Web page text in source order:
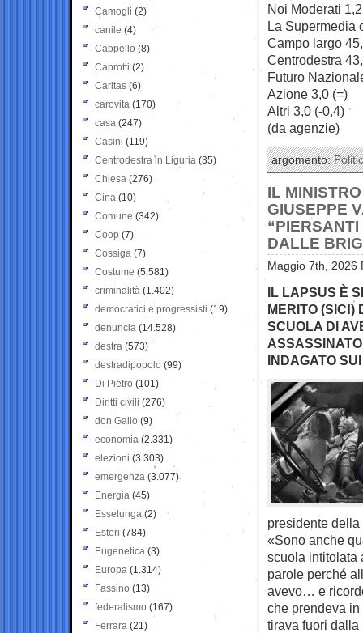
Noi Moderati
La Supermedia
Campo largo
Centrodestra
Futuro
Azione 3,0 (=)
Altri 3,0 (-0,4)
(da agenzie)
argomento:
IL
GIUSEPPE
DALLE
Maggio 7th, 2026
IL LAPSUS È
MERITO (SIC!)
SCUOLA DI
INDAGATO
presidente
«Sono anche
scuola intitolata
parole perché
avevo… e
che prendeva
tirava fuori dalla
Camogli (2)
canile (4)
Cappello (8)
Caprotti (2)
Caritas (6)
carovita (170)
casa (247)
Casini (119)
Centrodestra in Liguria (35)
Chiesa (276)
Cina (10)
Comune (342)
Coop (7)
Cossiga (7)
Costume (5.581)
criminalità (1.402)
democratici e progressisti (19)
denuncia (14.528)
destra (573)
destradipopolo (99)
Di Pietro (101)
Diritti civili (276)
don Gallo (9)
economia (2.331)
elezioni (3.303)
emergenza (3.077)
Energia (45)
Esselunga (2)
Esteri (784)
Eugenetica (3)
Europa (1.314)
Fassino (13)
federalismo (167)
Ferrara (21)